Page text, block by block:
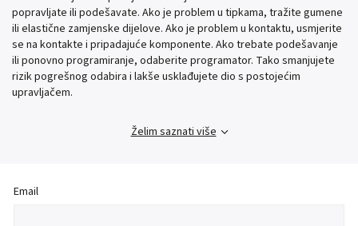
popravljate ili podešavate. Ako je problem u tipkama, tražite gumene
ili elastične zamjenske dijelove. Ako je problem u kontaktu, usmjerite
se na kontakte i pripadajuće komponente. Ako trebate podešavanje
ili ponovno programiranje, odaberite programator. Tako smanjujete
rizik pogrešnog odabira i lakše usklađujete dio s postojećim
upravljačem.
Želim saznati više
Email